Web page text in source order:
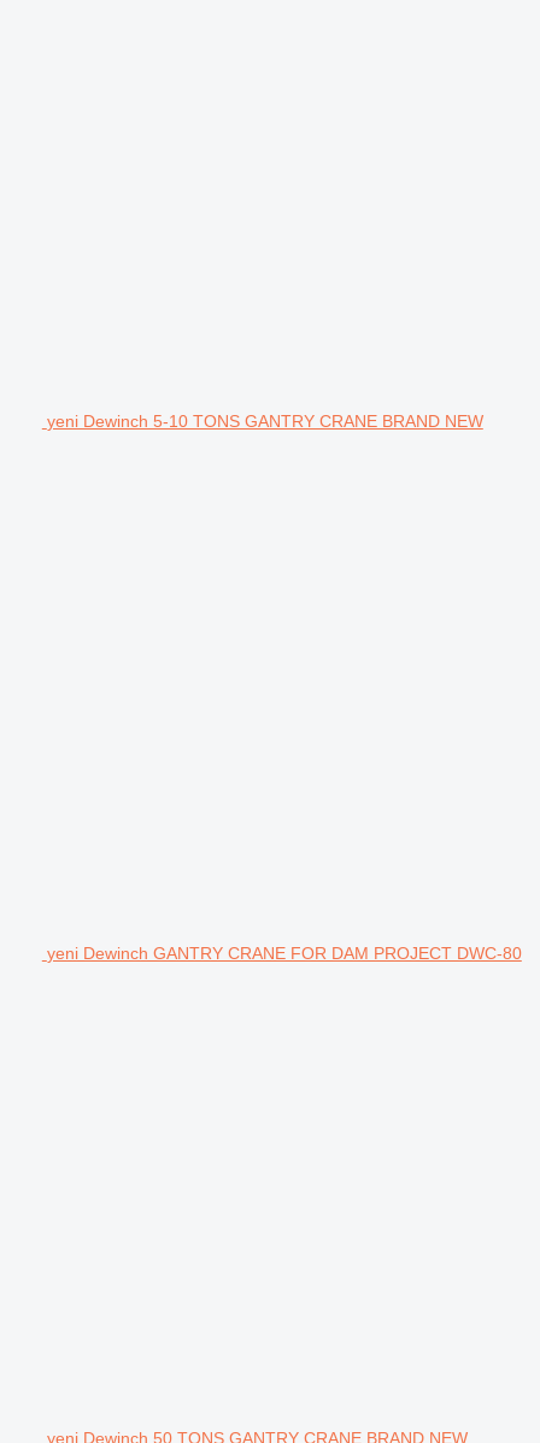
yeni Dewinch 5-10 TONS GANTRY CRANE BRAND NEW
yeni Dewinch GANTRY CRANE FOR DAM PROJECT DWC-80
yeni Dewinch 50 TONS GANTRY CRANE BRAND NEW